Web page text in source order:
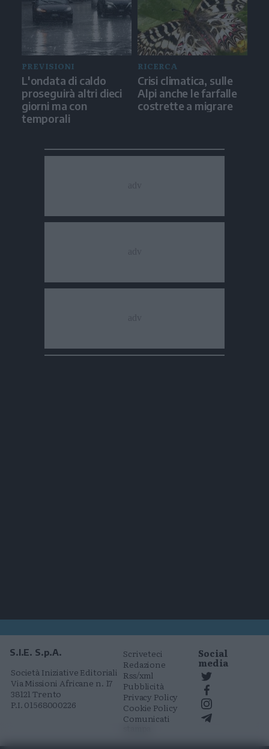
PREVISIONI
L'ondata di caldo
proseguirà altri dieci
giorni ma con
temporali
RICERCA
Crisi climatica, sulle
Alpi anche le farfalle
costrette a migrare
S.I.E. S.p.A.
Società Iniziative Editoriali
Via Missioni Africane n. 17
38121 Trento
P.I. 01568000226
Scriveteci
Redazione
Rss/xml
Pubblicità
Privacy Policy
Cookie Policy
Comunicati
Social
media